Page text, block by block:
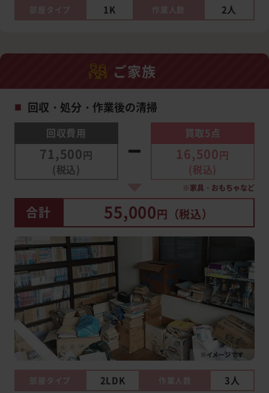
1K 2人
ご家族
2LDK 3人
■ 回収・処分・作業後の清掃
回収費用
71,500円
(税込)
買取5点
16,500円
(税込)
※家具・おもちゃなど
合計 55,000円（税込）